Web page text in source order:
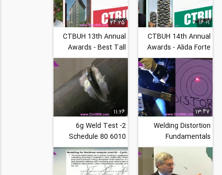
16:01
CTBUH 14th Annual
Awards - Alida Forte
Catella & Stefano
Boeri, Bosco...
24:25
CTBUH 13th Annual
Awards - Best Tall
Building Americas-
Concrete Monolith
13:47
Welding Distortion
Fundamentals
welding tips and tricks
11:26
6g Weld Test -2
Schedule 80 6010
root 7018 cap UA-
8_(new)